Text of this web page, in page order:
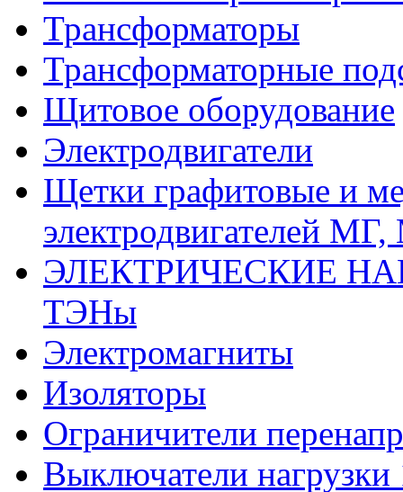
Трансформаторы
Трансформаторные
Щитовое оборудование
Электродвигатели
Щетки графитовые и
электродвигателей
ЭЛЕКТРИЧЕСКИЕ
ТЭНы
Электромагниты
Изоляторы
Ограничители
Выключатели